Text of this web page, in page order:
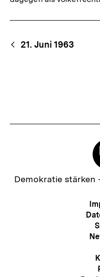
Content-
Navigation
21. Juni 1963
Zur
Demokratie stärken